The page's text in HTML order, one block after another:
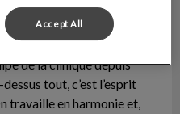
animale
de La Pocatière en
de la clinique depuis
tout, c’est l’esprit
travaille en harmonie et,
Accept All